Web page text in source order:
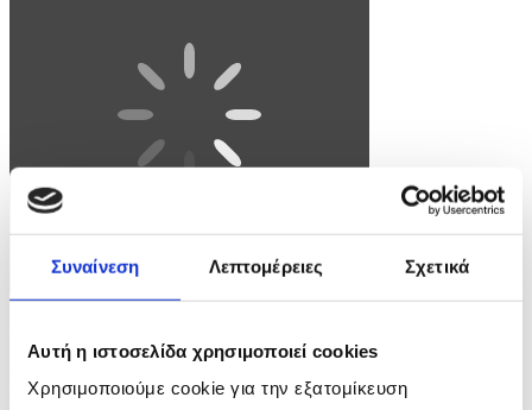
Συναίνεση Λεπτομέρειες Σχετικά
Αυτή η ιστοσελίδα χρησιμοποιεί cookies
Χρησιμοποιούμε cookie για την εξατομίκευση
precautionarily closed amid fears of overflow after debris from the